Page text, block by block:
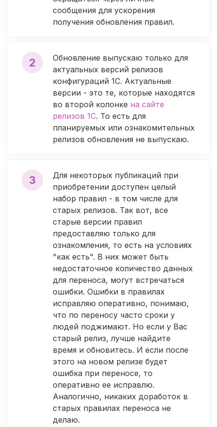
сообщения для ускорения
получения обновления правил.
2
Обновление выпускаю только для
актуальных версий релизов
конфигураций 1С. Актуальные
версии - это те, которые находятся
во второй колонке на сайте
релизов 1С. То есть для
планируемых или ознакомительных
релизов обновления не выпускаю.
3
Для некоторых публикаций при
приобретении доступен целый
набор правил - в том числе для
старых релизов. Так вот, все
старые версии правил
предоставляю только для
ознакомления, то есть на условиях
"как есть". В них может быть
недостаточное количество данных
для переноса, могут встречаться
ошибки. Ошибки в правилах
исправляю оперативно, понимаю,
что по переносу часто сроки у
людей поджимают. Но если у Вас
старый релиз, лучше найдите
время и обновитесь. И если после
этого на новом релизе будет
ошибка при переносе, то
оперативно ее исправлю.
Аналогично, никаких доработок в
старых правилах переноса не
делаю.